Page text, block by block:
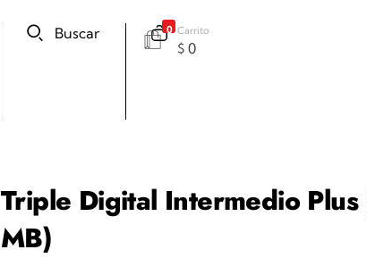
Buscar 0 Carrito
$0
Triple Digital Intermedio
MB)